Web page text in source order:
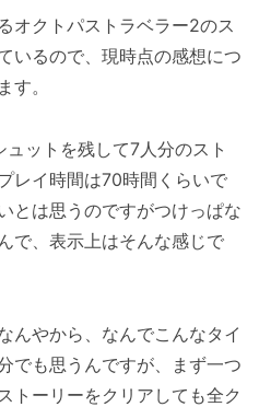
オクトパストラベラー2のス
いるので、現時点の感想につ
す。
ットを残して7人分のスト
レイ時間は70時間くらいで
とは思うのですがつけっぱな
で、表示上はそんな感じで
んやから、なんでこんなタイ
でも思うんですが、まず一つ
トーリーをクリアしても全ク